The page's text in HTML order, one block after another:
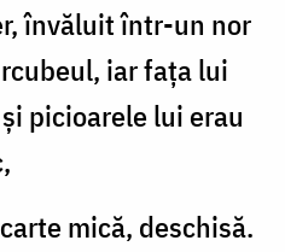
învăluit într-un nor
iar faţa lui
picioarele lui erau
mică, deschisă.